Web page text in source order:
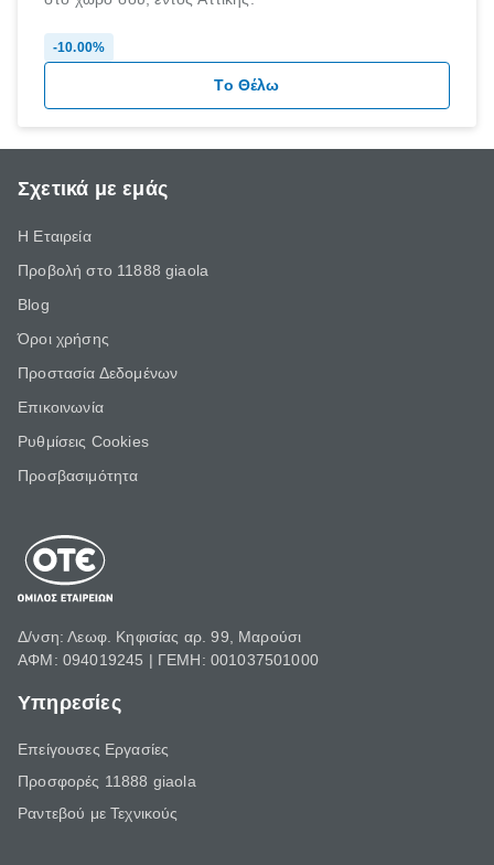
-10.00%discount
Το Θέλω
Σχετικά με εμάς
Η Εταιρεία
Προβολή στο 11888 giaola
Blog
Όροι χρήσης
Προστασία Δεδομένων
Επικοινωνία
Ρυθμίσεις Cookies
Προσβασιμότητα
Δ/νση: Λεωφ. Κηφισίας αρ. 99, Μαρούσι
ΑΦΜ: 094019245 | ΓΕΜΗ: 001037501000
Υπηρεσίες
Επείγουσες Εργασίες
Προσφορές 11888 giaola
Ραντεβού με Τεχνικούς